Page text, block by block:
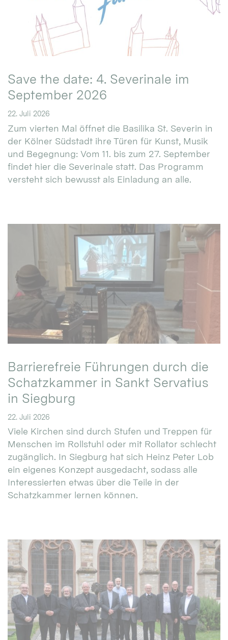
Save the date: 4. Severinale im
September 2026
22. Juli 2026
Zum vierten Mal öffnet die Basilika St. Severin in
der Kölner Südstadt ihre Türen für Kunst, Musik
und Begegnung: Vom 11. bis zum 27. September
findet hier die Severinale statt. Das Programm
versteht sich bewusst als Einladung an alle.
Barrierefreie Führungen durch die
Schatzkammer in Sankt Servatius
in Siegburg
22. Juli 2026
Viele Kirchen sind durch Stufen und Treppen für
Menschen im Rollstuhl oder mit Rollator schlecht
zugänglich. In Siegburg hat sich Heinz Peter Lob
ein eigenes Konzept ausgedacht, sodass alle
Interessierten etwas über die Teile in der
Schatzkammer lernen können.